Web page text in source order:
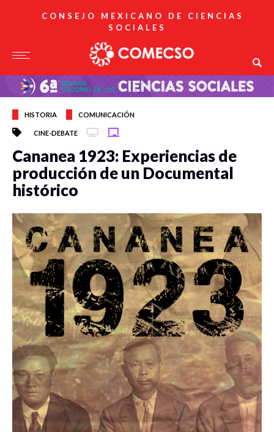
CONSEJO MEXICANO DE CIENCIAS
SOCIALES
HISTORIA COMUNICACIÓN
CINE-DEBATE
Cananea 1923: Experiencias de
producción de un Documental
histórico